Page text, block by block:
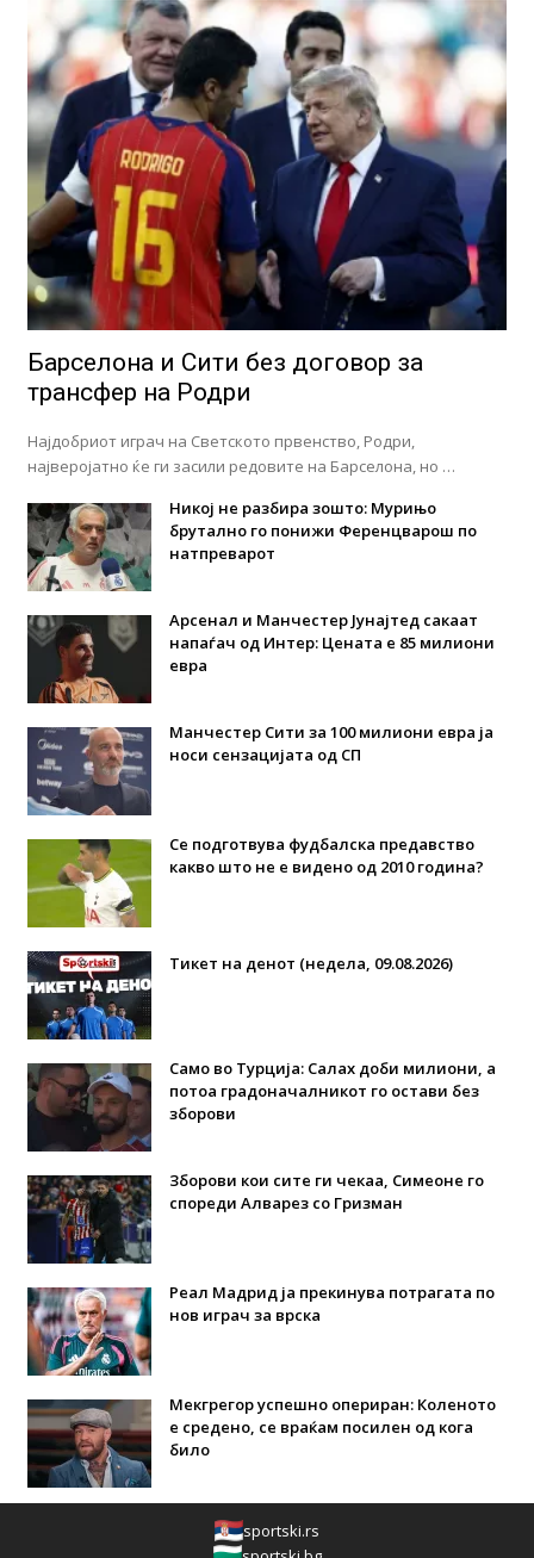
Барселона и Сити без договор за
трансфер на Родри
Најдобриот играч на Светското првенство, Родри,
најверојатно ќе ги засили редовите на Барселона, но …
Никој не разбира зошто: Мурињо
брутално го понижи Ференцварош по
натпреварот
Арсенал и Манчестер Јунајтед сакаат
напаѓач од Интер: Цената е 85 милиони
евра
Манчестер Сити за 100 милиони евра ја
носи сензацијата од СП
Се подготвува фудбалска предавство
какво што не е видено од 2010 година?
Тикет на денот (недела, 09.08.2026)
Само во Турција: Салах доби милиони, а
потоа градоначалникот го остави без
зборови
Зборови кои сите ги чекаа, Симеоне го
спореди Алварез со Гризман
Реал Мадрид ја прекинува потрагата по
нов играч за врска
Мекгрегор успешно опериран: Коленото
е средено, се враќам посилен од кога
било
sportski.rs